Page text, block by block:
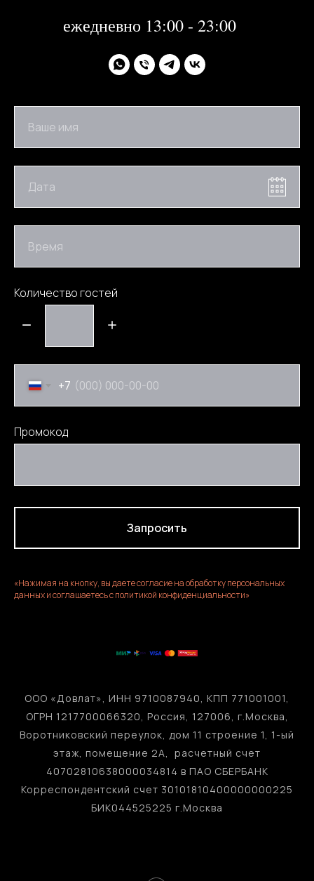
ежедневно 13:00 - 23:00
Ваше имя
Дата
Время
Количество гостей
+7
Промокод
Запросить
«Нажимая на кнопку, вы даете согласие на обработку персональных
данных и соглашаетесь c политикой конфиденциальности»
ООО «Довлат», ИНН 9710087940, КПП 771001001,
ОГРН 1217700066320, Россия, 127006, г.Москва,
Воротниковский переулок, дом 11 строение 1, 1-ый
этаж, помещение 2А, расчетный счет
40702810638000034814 в ПАО СБЕРБАНК
Корреспондентский счет 30101810400000000225
БИК044525225 г.Москва